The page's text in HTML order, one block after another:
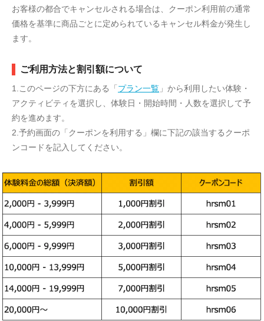
お客様の都合でキャンセルされる場合は、クーポン利用前の通常
価格を基準に商品ごとに定められているキャンセル料金が発生し
ます。
ご利用方法と割引額について
1.このページの下方にある「 プラン一覧 」から利用したい体験・
アクティビティを選択し、体験日・開始時間・人数を選択して予
約を進めます。
2.予約画面の「クーポンを利用する」欄に下記の該当するクーポ
ンコードを記入してください。